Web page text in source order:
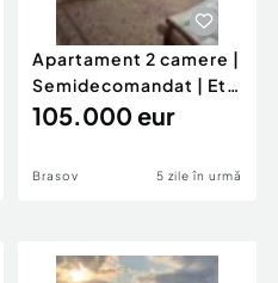
Apartament 2 camere |
Semidecomandat | Etaj
1/4 | Centrul Civic
105.000 eur
Brasov 5 zile în urmă